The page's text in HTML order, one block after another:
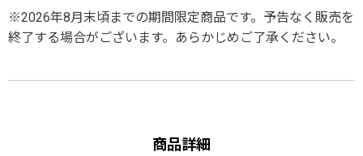
※2026年8月末頃までの期間限定商品です。予告なく販売を
終了する場合がございます。あらかじめご了承ください。
商品詳細